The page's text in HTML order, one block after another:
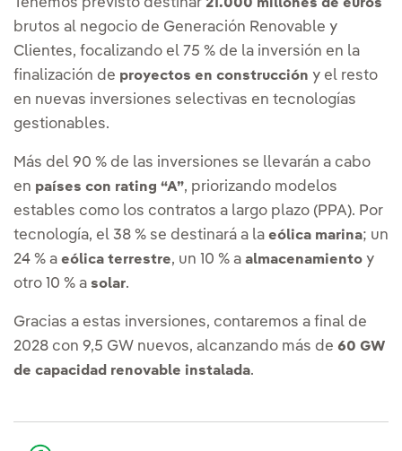
21.000 millones de euros
brutos al negocio de Generación Renovable y
Clientes, focalizando el 75 % de la inversión en la
finalización de proyectos en construcción y el resto
en nuevas inversiones selectivas en tecnologías
gestionables.
Más del 90 % de las inversiones se llevarán a cabo
en países con rating “A”, priorizando modelos
estables como los contratos a largo plazo (PPA). Por
tecnología, el 38 % se destinará a la eólica marina; un
24 % a eólica terrestre, un 10 % a almacenamiento y
otro 10 % a solar.
Gracias a estas inversiones, contaremos a final de
2028 con 9,5 GW nuevos, alcanzando más de 60 GW
de capacidad renovable instalada.